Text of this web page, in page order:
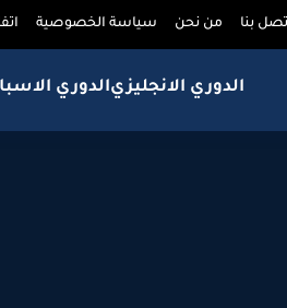
بنا من نحن سياسة الخصوصية
الدوري الانجليزيالدوري